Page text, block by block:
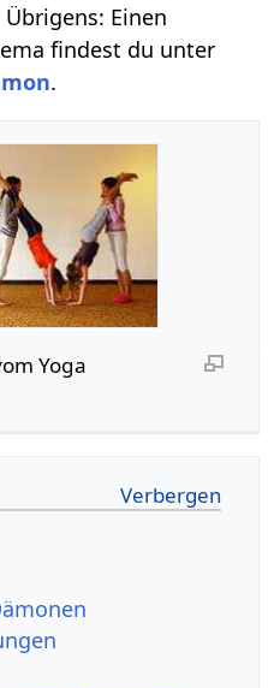
Einen
findest du unter
.
Yoga